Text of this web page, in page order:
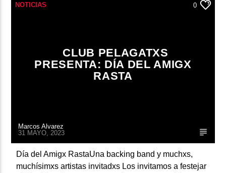
NOTICIAS 0
CLUB PELAGATXS
PRESENTA: DÍA DEL AMIGX
RASTA
Marcos Alvarez
31 MAYO, 2023
Día del Amigx RastaUna backing band y muchxs,
muchísimxs artistas invitadxs Los invitamos a festejar